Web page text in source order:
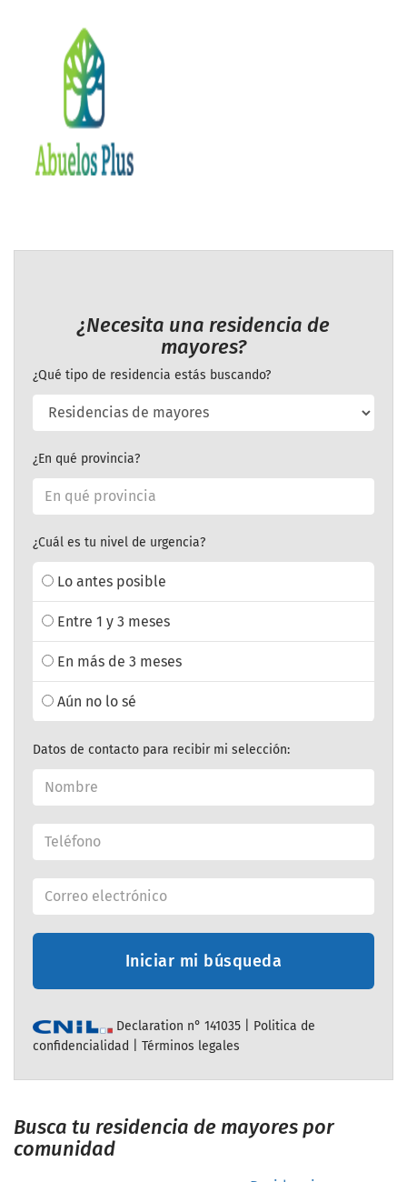
¿Necesita una residencia de
mayores?
¿Qué tipo de residencia estás buscando?
¿En qué provincia?
¿Cuál es tu nivel de urgencia?
Lo antes posible
Entre 1 y 3 meses
En más de 3 meses
Aún no lo sé
Datos de contacto para recibir mi selección:
Iniciar mi búsqueda
Declaration n° 141035 | Politica de
confidencialidad
Términos legales
Busca tu residencia de mayores por
comunidad